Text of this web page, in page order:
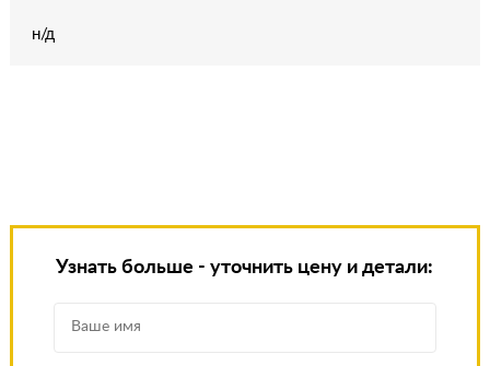
н/д
Узнать больше - уточнить цену и детали: